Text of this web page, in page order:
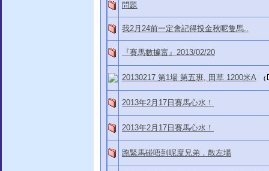
問題
我2月24前一定會記得投金秋呢隻馬..
『賽馬數據富』2013/02/20
20130217 第1場 第五班, 田草 1200米A (
2013年2月17日賽馬心水！
2013年2月17日賽馬心水！
跑緊馬碰唔到呢度兄弟，散左場